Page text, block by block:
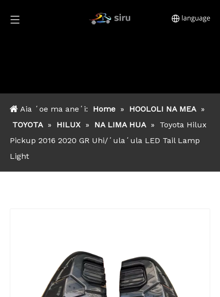
Aia ʻoe ma aneʻi: Home » HOOLOLI NA MEA »
TOYOTA » HILUX » NA LIMA HUA »
Toyota Hilux
Pickup 2016 2020 GR Uhi/ʻulaʻula LED Tail Lamp
Light